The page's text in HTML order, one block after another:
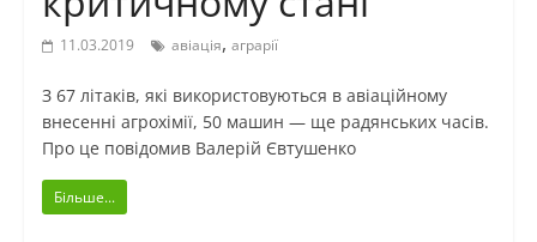
11.03.2019 авіація, аграрії
З 67 літаків, які використовуються в авіаційному
внесенні агрохімії, 50 машин — ще радянських часів.
Про це повідомив Валерій Євтушенко
Більше...